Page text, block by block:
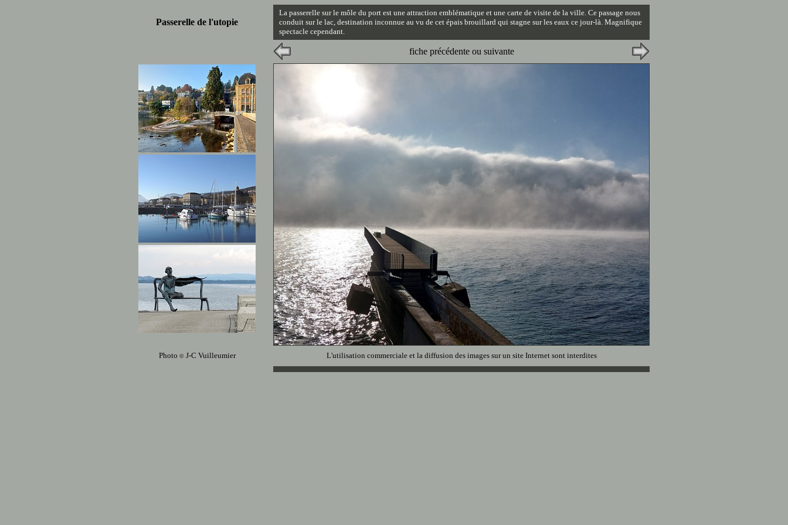
Passerelle de l'utopie
La passerelle sur le môle du port est une attraction emblématique et une carte de visite de la ville. Ce passage nous
conduit sur le lac, destination inconnue au vu de cet épais brouillard qui stagne sur les eaux ce jour-là. Magnifique
spectacle cependant.
fiche précédente ou suivante
Photo © J-C Vuilleumier L'utilisation commerciale et la diffusion des images sur un site Internet sont interdites